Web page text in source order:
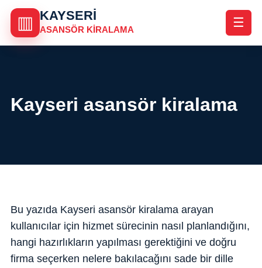
▥ KAYSERI
ASANSÖR KIRALAMA ☰
Kayseri asansör kiralama
Bu yazıda Kayseri asansör kiralama arayan
kullanıcılar için hizmet sürecinin nasıl planlandığını,
hangi hazırlıkların yapılması gerektiğini ve doğru
firma seçerken nelere bakılacağını sade bir dille